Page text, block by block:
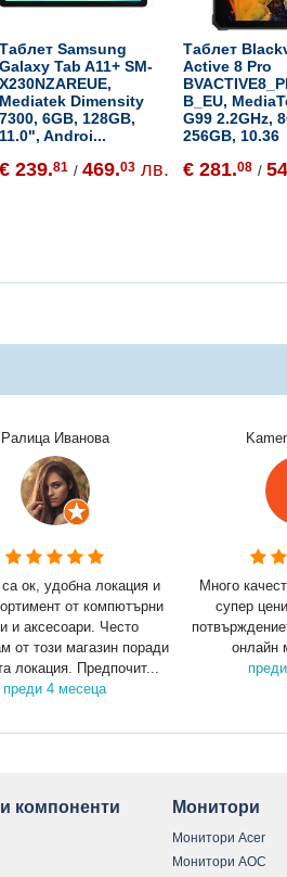
Таблет Samsung
Galaxy Tab A11+ SM-
X230NZAREUE,
Mediatek Dimensity
7300, 6GB, 128GB,
11.0", Androi...
€ 239.81 /469.03 лв.
Таблет
Active 8 Pro
B_EU,
G99 2.2GHz,
256GB, 10.36
€ 281.08 /
Ралица Иванова
ок, удобна локация и
от компютърни
и аксесоари. Често
от този магазин поради
локация. Предпочит...
преди 4 месеца
Много
супер
онлайн
компоненти Монитори
Монитори Acer
Монитори AOC